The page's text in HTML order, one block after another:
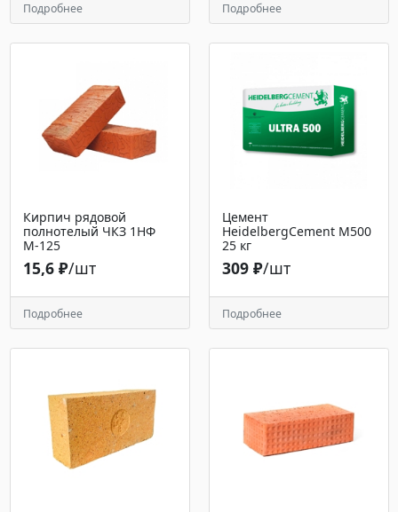
Подробнее Подробнее
Кирпич рядовой
полнотелый ЧКЗ 1НФ
М-125
15,6 ₽/шт
Подробнее
Цемент
HeidelbergCement М500
25 кг
309 ₽/шт
Подробнее